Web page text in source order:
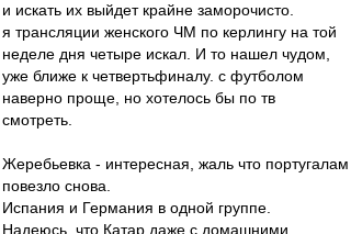
и искать их выйдет крайне заморочисто.
я трансляции женского ЧМ по керлингу на той
неделе дня четыре искал. И то нашел чудом,
уже ближе к четвертьфиналу. с футболом
наверно проще, но хотелось бы по тв
смотреть.
Жеребьевка - интересная, жаль что португалам
повезло снова.
Испания и Германия в одной группе.
Надеюсь, что Катар даже с домашними